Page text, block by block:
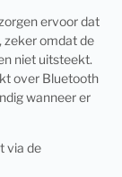
ervoor dat
zeker omdat de
niet uitsteekt.
over Bluetooth
wanneer er
via de